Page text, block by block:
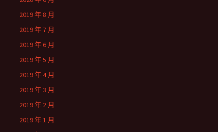
2019 年 8 月
2019 年 7 月
2019 年 6 月
2019 年 5 月
2019 年 4 月
2019 年 3 月
2019 年 2 月
2019 年 1 月